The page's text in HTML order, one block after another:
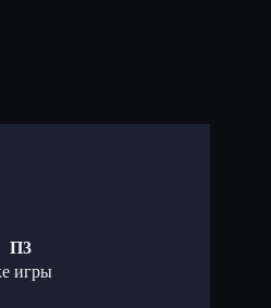
П3
игры